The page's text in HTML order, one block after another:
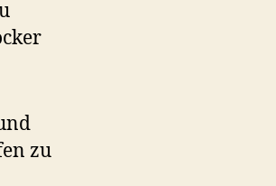
zu